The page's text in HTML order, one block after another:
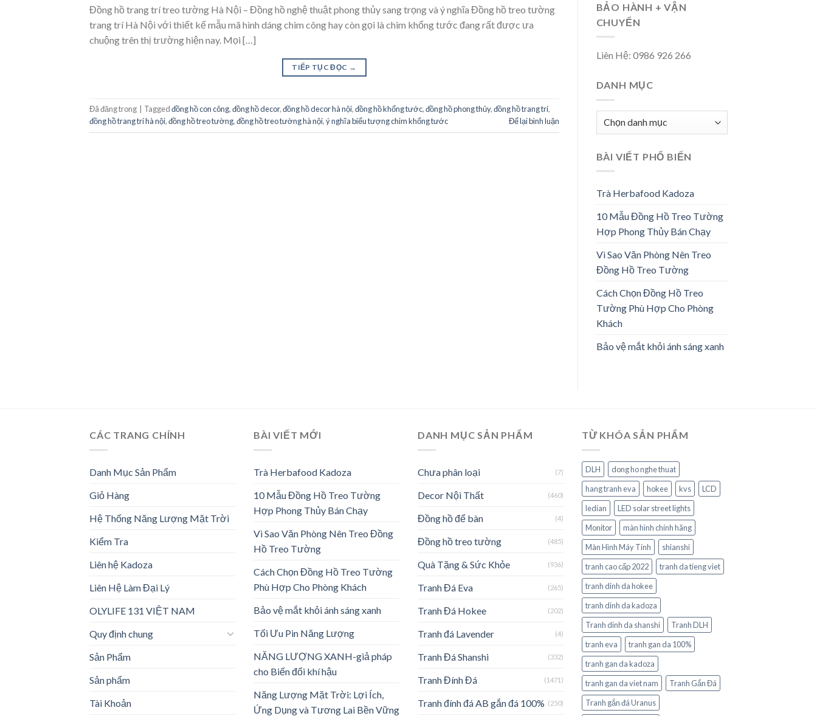
Đồng hồ trang trí treo tường Hà Nội – Đồng hồ nghệ thuật phong thủy sang trọng và ý nghĩa Đồng hồ treo tường
trang trí Hà Nội với thiết kế mẫu mã hình dáng chim công hay còn gọi là chim khổng tước đang rất được ưa
chuộng trên thị trường hiện nay. Mọi […]
TIẾP TỤC ĐỌC →
Đã đăng trong Taggedđồng hồ con công,đồng hồ decor,đồng hồ decor hà nội,đồng hồ khổng tước,đồng hồ phong thủy,đồng hồ trang trí,
đồng hồ trang trí hà nội,đồng hồ treo tường,đồng hồ treo tường hà nội,ý nghĩa biểu tượng chim khổng tước Để lại bình luận
BẢO HÀNH + VẬN
CHUYỂN
Liên Hệ: 0986 926 266
DANH MỤC
Danh
BÀI VIẾT PHỔ BIẾN
Trà Herbafood Kadoza
10 Mẫu Đồng Hồ Treo Tường
Hợp Phong Thủy Bán Chạy
Vì Sao Văn Phòng Nên Treo
Đồng Hồ Treo Tường
Cách Chọn Đồng Hồ Treo
Tường Phù Hợp Cho Phòng
Khách
Bảo vệ mắt khỏi ánh sáng xanh
CÁC TRANG CHÍNH
Danh Mục Sản Phẩm
Giỏ Hàng
Hệ Thống Năng Lượng Mặt Trời
Kiểm Tra
Liên hệ Kadoza
Liên Hệ Làm Đại Lý
OLYLIFE 131 VIỆT NAM
Quy định chung
Sản Phẩm
Sản phẩm
Tài Khoản
BÀI VIẾT MỚI
Trà Herbafood Kadoza
10 Mẫu Đồng Hồ Treo Tường
Hợp Phong Thủy Bán Chạy
Vì Sao Văn Phòng Nên Treo Đồng
Hồ Treo Tường
Cách Chọn Đồng Hồ Treo Tường
Phù Hợp Cho Phòng Khách
Bảo vệ mắt khỏi ánh sáng xanh
Tối Ưu Pin Năng Lượng
NĂNG LƯỢNG XANH-giả pháp
cho Biến đổi khí hậu
Năng Lượng Mặt Trời: Lợi Ích,
Ứng Dụng và Tương Lai Bền Vững
DANH MỤC SẢN PHẨM
Chưa phân loại (7)
Decor Nội Thất (460)
Đồng hồ để bàn (4)
Đồng hồ treo tường (485)
Quà Tặng & Sức Khỏe (936)
Tranh Đá Eva (265)
Tranh Đá Hokee (202)
Tranh đá Lavender (4)
Tranh Đá Shanshi (332)
Tranh Đính Đá (1471)
Tranh đính đá AB gắn đá 100% (250)
TỪ KHÓA SẢN PHẨM
DLH
dong ho nghe thuat
hang tranh eva
hokee kvs
LCD
ledian
LED solar street lights
Monitor
màn hình chính hãng
Màn Hình Máy Tính
shianshi
tranh cao cấp 2022
tranh da tieng viet
tranh dinh da hokee
tranh dinh da kadoza
Tranh dinh da shanshi
Tranh DLH
tranh eva
tranh gan da 100%
tranh gan da kadoza
tranh gan da viet nam
Tranh Gắn Đá
Tranh gắn đá Uranus